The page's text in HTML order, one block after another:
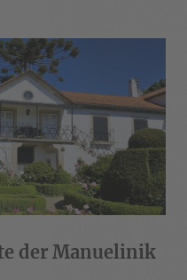
der Manuelinik